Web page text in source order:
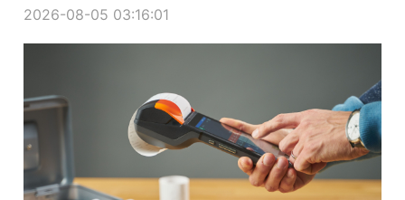
2026-08-05 03:16:01